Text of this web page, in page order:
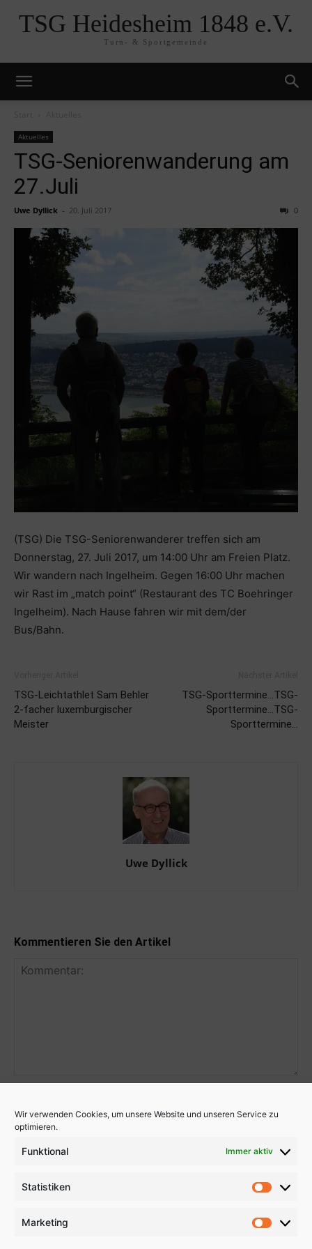
Wir verwenden Cookies, um unsere Website und unseren Service zu
optimieren.
Funktional Immer aktiv
Statistiken
Marketing
TSG Heidesheim 1848 e.V.
Turn- & Sportgemeinde
Aktuelles
TSG-Seniorenwanderung am
27.Juli
Uwe Dyllick - 20. Juli 2017 0
(TSG) Die TSG-Seniorenwanderer treffen sich am
Donnerstag, 27. Juli 2017, um 14:00 Uhr am Freien Platz.
Wir wandern nach Ingelheim. Gegen 16:00 Uhr machen
wir Rast im „match point“ (Restaurant des TC Boehringer
Ingelheim). Nach Hause fahren wir mit dem/der
Bus/Bahn.
TSG-Leichtathlet Sam Behler
2-facher luxemburgischer
Meister
TSG-Sporttermine…TSG-
Sporttermine…TSG-
Sporttermine…
Uwe Dyllick
Kommentieren Sie den Artikel